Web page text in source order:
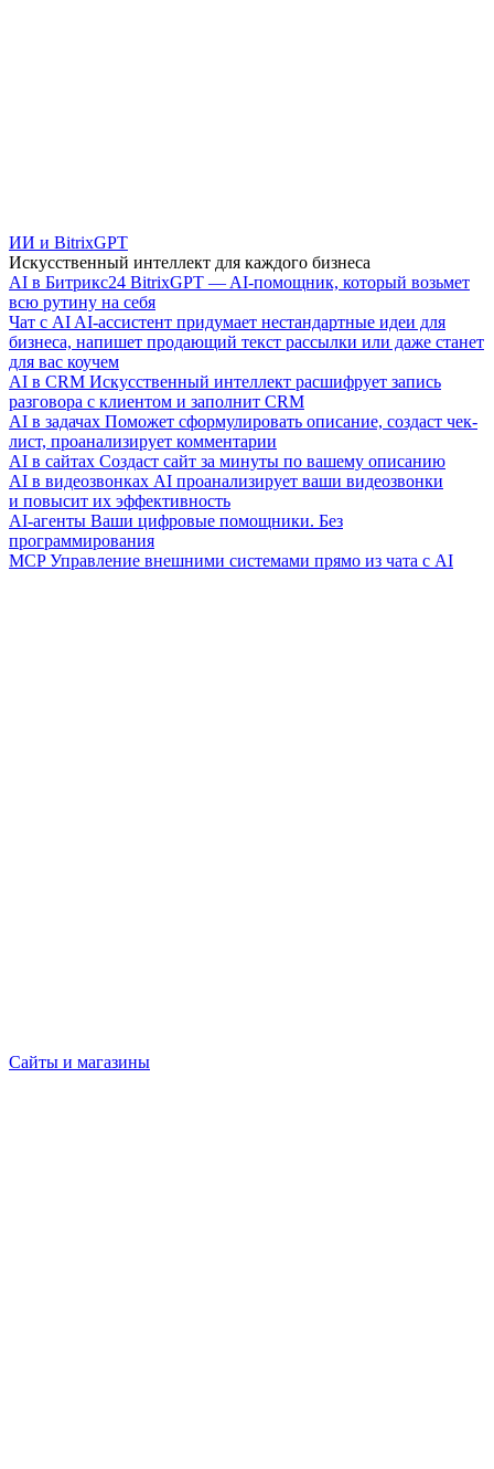
ИИ и BitrixGPT
Искусственный интеллект для каждого бизнеса
AI в Битрикс24 BitrixGPT — AI-помощник, который возьмет
всю рутину на себя
Чат с AI AI-ассистент придумает нестандартные идеи для
бизнеса, напишет продающий текст рассылки или даже станет
для вас коучем
AI в CRM Искусственный интеллект расшифрует запись
разговора с клиентом и заполнит CRM
AI в задачах Поможет сформулировать описание, создаст чек-
лист, проанализирует комментарии
AI в сайтах Создаст сайт за минуты по вашему описанию
AI в видеозвонках AI проанализирует ваши видеозвонки
и повысит их эффективность
AI-агенты Ваши цифровые помощники. Без
программирования
MCP Управление внешними системами прямо из чата с AI
Сайты и магазины